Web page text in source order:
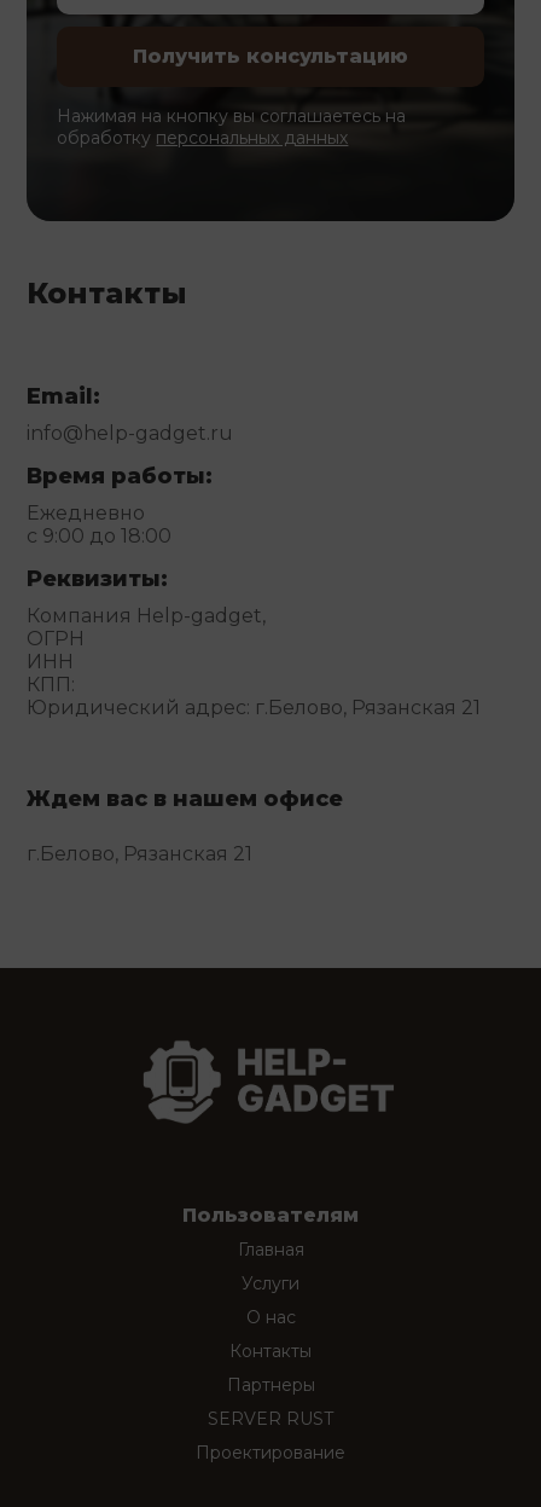
Нажимая на кнопку вы соглашаетесь на
обработку персональных данных
Контакты
Email:
info@help-gadget.ru
Время работы:
Ежедневно
с 9:00 до 18:00
Реквизиты:
Компания Help-gadget,
ОГРН
ИНН
КПП:
Юридический адрес: г.Белово, Рязанская 21
Ждем вас в нашем офисе
г.Белово, Рязанская 21
Пользователям
Главная
Услуги
О нас
Контакты
Партнеры
SERVER RUST
Проектирование